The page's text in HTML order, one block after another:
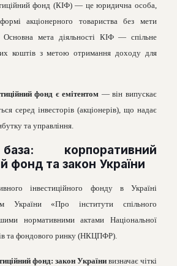
фонд (КІФ) — це юридична особа,
акціонерного товариства без мети
Основна мета діяльності КІФ — спільне
коштів з метою отримання доходу для
фонд є емітентом — він випускає
серед інвесторів (акціонерів), що надає
та управління.
корпоративний
фонд та закон України
інвестиційного фонду в Україні
України «Про інститути спільного
нормативними актами Національної
та фондового ринку (НКЦПФР).
фонд: закон України визначає чіткі